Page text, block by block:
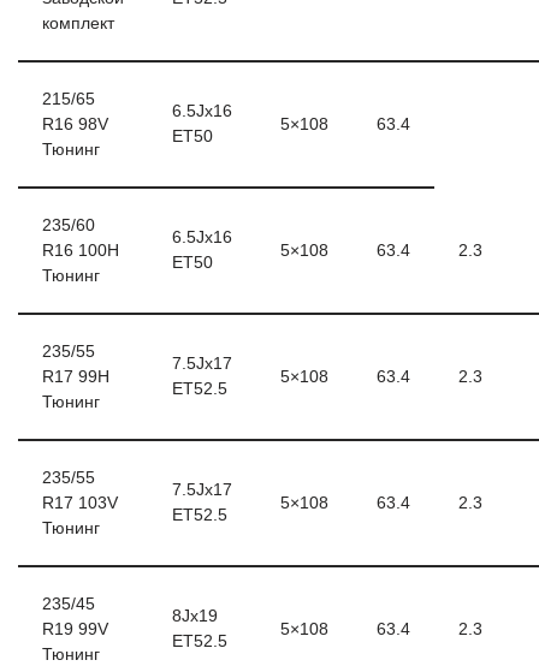
комплект
215/65
R16 98V
Тюнинг
6.5Jx16
ET50
5×108 63.4
235/60
R16 100H
Тюнинг
6.5Jx16
ET50
5×108 63.4 2.3
235/55
R17 99H
Тюнинг
7.5Jx17
ET52.5
5×108 63.4 2.3
235/55
R17 103V
Тюнинг
7.5Jx17
ET52.5
5×108 63.4 2.3
235/45
R19 99V
Тюнинг
8Jx19
ET52.5
5×108 63.4 2.3